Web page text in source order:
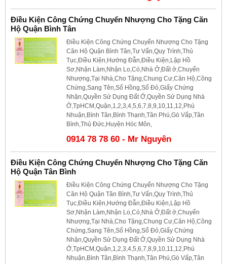
Điều Kiện Công Chứng Chuyển Nhượng Cho Tặng Căn
Hộ Quận Bình Tân
Điều Kiện Công Chứng Chuyển Nhượng Cho Tặng
Căn Hộ Quận Bình Tân,Tư Vấn,Quy Trình,Thủ
Tục,Điều Kiện,Hướng Đẫn,Điều Kiện,Lập Hồ
Sơ,Nhận Làm,Nhận Lo,Có,Nhà Ở,Đất ở,Chuyển
Nhượng,Tại Nhà,Cho Tặng,Chung Cư,Căn Hộ,Công
Chứng,Sang Tên,Sổ Hồng,Sổ Đỏ,Giấy Chứng
Nhận,Quyền Sử Dụng Đất Ở,Quyền Sử Dụng Nhà
Ở,TpHCM,Quận,1,2,3,4,5,6,7,8,9,10,11,12,Phú
Nhuận,Bình Tân,Bình Thạnh,Tân Phú,Gò Vấp,Tân
Bình,Thủ Đức,Huyện Hóc Môn,
0914 78 78 60 - Mr Nguyên
Điều Kiện Công Chứng Chuyển Nhượng Cho Tặng Căn
Hộ Quận Tân Bình
Điều Kiện Công Chứng Chuyển Nhượng Cho Tặng
Căn Hộ Quận Tân Bình,Tư Vấn,Quy Trình,Thủ
Tục,Điều Kiện,Hướng Đẫn,Điều Kiện,Lập Hồ
Sơ,Nhận Làm,Nhận Lo,Có,Nhà Ở,Đất ở,Chuyển
Nhượng,Tại Nhà,Cho Tặng,Chung Cư,Căn Hộ,Công
Chứng,Sang Tên,Sổ Hồng,Sổ Đỏ,Giấy Chứng
Nhận,Quyền Sử Dụng Đất Ở,Quyền Sử Dụng Nhà
Ở,TpHCM,Quận,1,2,3,4,5,6,7,8,9,10,11,12,Phú
Nhuận,Bình Tân,Bình Thạnh,Tân Phú,Gò Vấp,Tân